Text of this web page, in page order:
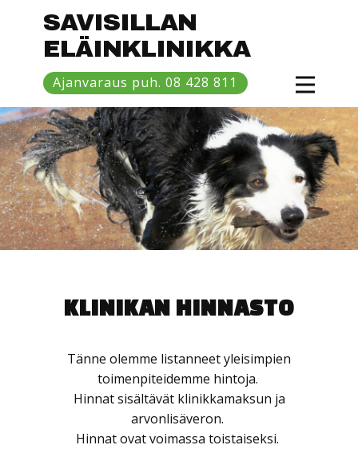
Ajanvaraus puh. 08 428 811
SAVISILLAN
ELÄINKLINIKKA
Etusivu
Hinnasto
Eläinlääkärit
Savisilta
KLINIKAN HI​NNASTO
Tänne olemme listanneet yleisimpien
toimenpiteidemme hintoja.
Hinnat sisältävät klinikkamaksun ja
arvonlisäveron.
Hinnat ovat voimassa toistaiseksi.